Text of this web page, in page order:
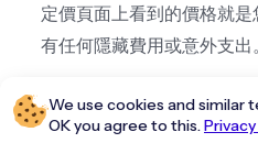
We use cookies and similar
OK you agree to this.
定價頁面上看到的價格就
有任何隱藏費用或意外支出。
我可以隨時升級或